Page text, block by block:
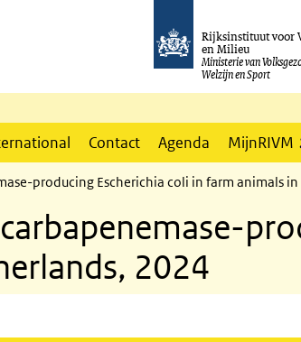
Rijksinstituut voor
en Milieu
Ministerie van
Welzijn en Sport
Contact Agenda MijnRIVM
producing Escherichia coli in farm animals
2024